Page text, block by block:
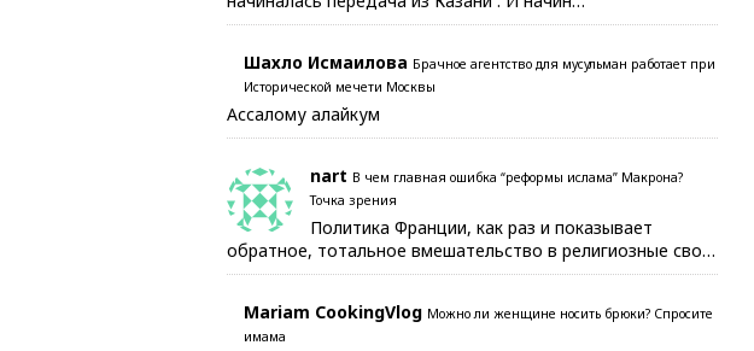
Шахло Исмаилова Брачное агентство для мусульман работает при
Исторической мечети Москвы
Ассалому алайкум
nart В чем главная ошибка “реформы ислама” Макрона?
Точка зрения
Политика Франции, как раз и показывает
обратное, тотальное вмешательство в религиозные сво…
Mariam CookingVlog Можно ли женщине носить брюки? Спросите
имама